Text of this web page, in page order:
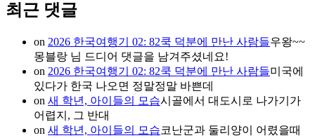
최근 댓글
on 2026 한국여행기 02: 82쿡 덕분에 만난 사람들우왕~~
몽블랑 님 드디어 댓글을 남겨주셨네요!
on 2026 한국여행기 02: 82쿡 덕분에 만난 사람들미국에
있다가 한국 나오면 정말정말 바쁜데
on 새 학년, 아이들의 모습시골에서 대도시로 나가기가
어렵지, 그 반대
on 새 학년, 아이들의 모습코난군과 둘리양이 어렸을때